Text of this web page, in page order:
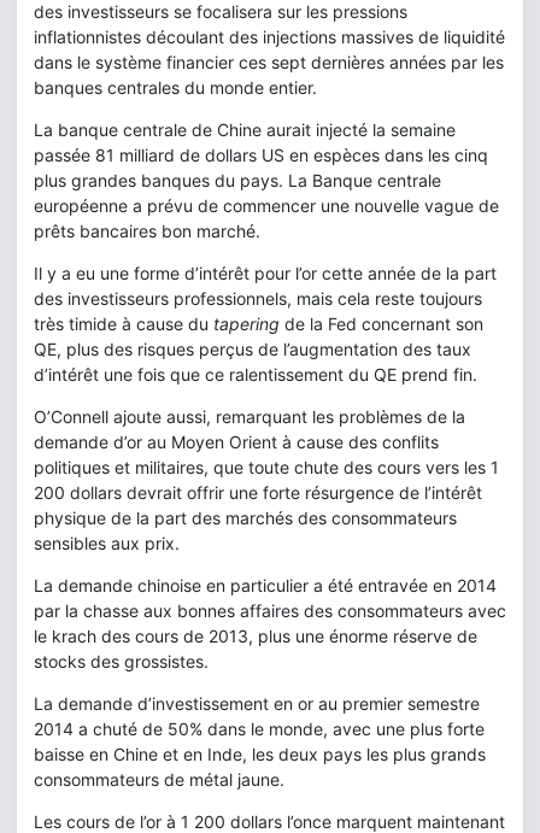
des investisseurs se focalisera sur les pressions
inflationnistes découlant des injections massives de liquidité
dans le système financier ces sept dernières années par les
banques centrales du monde entier.
La banque centrale de Chine aurait injecté la semaine
passée 81 milliard de dollars US en espèces dans les cinq
plus grandes banques du pays. La Banque centrale
européenne a prévu de commencer une nouvelle vague de
prêts bancaires bon marché.
Il y a eu une forme d’intérêt pour l’or cette année de la part
des investisseurs professionnels, mais cela reste toujours
très timide à cause du tapering de la Fed concernant son
QE, plus des risques perçus de l’augmentation des taux
d’intérêt une fois que ce ralentissement du QE prend fin.
O’Connell ajoute aussi, remarquant les problèmes de la
demande d’or au Moyen Orient à cause des conflits
politiques et militaires, que toute chute des cours vers les 1
200 dollars devrait offrir une forte résurgence de l’intérêt
physique de la part des marchés des consommateurs
sensibles aux prix.
La demande chinoise en particulier a été entravée en 2014
par la chasse aux bonnes affaires des consommateurs avec
le krach des cours de 2013, plus une énorme réserve de
stocks des grossistes.
La demande d’investissement en or au premier semestre
2014 a chuté de 50% dans le monde, avec une plus forte
baisse en Chine et en Inde, les deux pays les plus grands
consommateurs de métal jaune.
Les cours de l’or à 1 200 dollars l’once marquent maintenant